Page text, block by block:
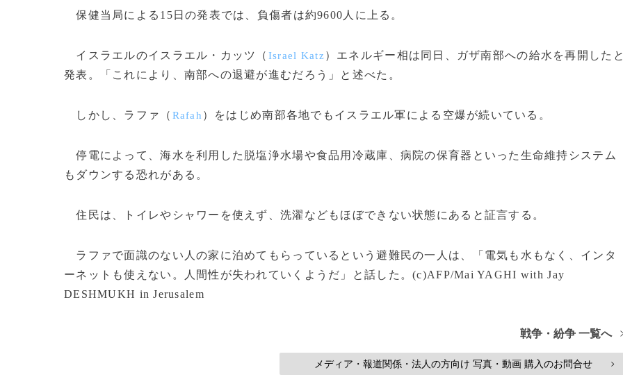
保健当局による15日の発表では、負傷者は約9600人に上る。
イスラエルのイスラエル・カッツ（ Israel Katz）エネルギー相は同日、ガザ南部への給水を再開した
発表。「これにより、南部への退避が進むだろう」と述べた。
しかし、ラファ（ Rafah ）をはじめ南部各地でもイスラエル軍による空爆が続いている。
停電によって、海水を利用した脱塩浄水場や食品用冷蔵庫、病院の保育器といった生命維持システム
もダウンする恐れがある。
住民は、トイレやシャワーを使えず、洗濯などもほぼできない状態にあると証言する。
ラファで面識のない人の家に泊めてもらっているという避難民の一人は、「電気も水もなく、インタ
ーネットも使えない。人間性が失われていくようだ」と話した。(c)AFP/Mai YAGHI with Jay
DESHMUKH in Jerusalem
戦争・紛争 一覧へ
メディア・報道関係・法人の方向け 写真・動画 購入のお問合せ >